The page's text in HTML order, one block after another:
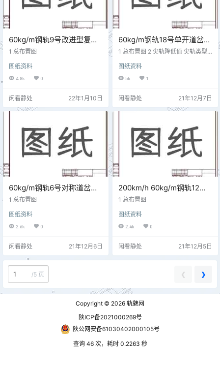
60kg/m钢轨9号改进型复式
交分道岔技术参数 SC450
1 总布置图
图纸资料
4.8k 0
闲看静处 22年1月10日
60kg/m钢轨18号单开道岔各
部尺寸 客专线(08)016
1 总布置图 2 尖轨降低值 尖轨类型
尖轨尖端230距尖端575mm143距
尖端2889mm315距尖端7304mm0
端8604mm050 3 心轨降低值 检测
位置降低值轨头宽度心轨尖端161距
(m)两基本轨作用边…
图纸资料
5k 1
闲看静处 21年12月7日
60kg/m钢轨6号对称道岔技
术参数 SC382
1 总布置图
图纸资料
2.6k 0
闲看静处 21年12月6日
200km/h 60kg/m钢轨12号
可动心辙叉单开道岔技术参
1 总布置图
图纸资料
2.4k 0
闲看静处 21年12月5日
/5 页 ❮ ❯
Copyright © 2026 轨魅网
陕ICP备2021000269号
陕公网安备61030402000105号
查询 46 次，耗时 0.2263 秒